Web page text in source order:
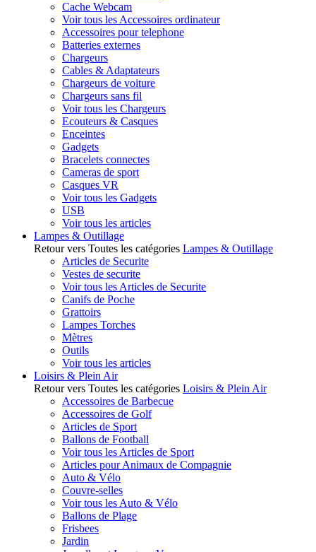
Cache Webcam
Voir tous les Accessoires ordinateur
Accessoires pour telephone
Batteries externes
Chargeurs
Cables & Adaptateurs
Chargeurs de voiture
Chargeurs sans fil
Voir tous les Chargeurs
Ecouteurs & Casques
Enceintes
Gadgets
Bracelets connectes
Cameras de sport
Casques VR
Voir tous les Gadgets
USB
Voir tous les articles
Lampes & Outillage
Retour vers Toutes les catégories Lampes & Outillage
Articles de Securite
Vestes de securite
Voir tous les Articles de Securite
Canifs de Poche
Grattoirs
Lampes Torches
Mètres
Outils
Voir tous les articles
Loisirs & Plein Air
Retour vers Toutes les catégories Loisirs & Plein Air
Accessoires de Barbecue
Accessoires de Golf
Articles de Sport
Ballons de Football
Voir tous les Articles de Sport
Articles pour Animaux de Compagnie
Auto & Vélo
Couvre-selles
Voir tous les Auto & Vélo
Ballons de Plage
Frisbees
Jardin